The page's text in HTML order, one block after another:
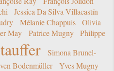
Jessica Da Silva Villacastín
Mélanie Chappuis
Olivia
May Patrice Mugny
Philippe
Simona Brunel-
Bodenmüller Yves Mugny